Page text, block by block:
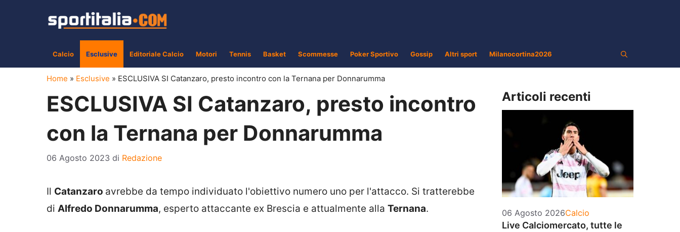
Calcio Esclusive Editoriale Calcio Motori Tennis Basket Scommesse Poker Sportivo Gossip Altri sport Milanocortina2026
Home » Esclusive » ESCLUSIVA SI Catanzaro, presto incontro con la Ternana per Donnarumma
ESCLUSIVA SI Catanzaro, presto incontro
con la Ternana per Donnarumma
06 Agosto 2023 di Redazione
Il Catanzaro avrebbe da tempo individuato l'obiettivo numero uno per l'attacco. Si tratterebbe
di Alfredo Donnarumma, esperto attaccante ex Brescia e attualmente alla Ternana.
Articoli recenti
06 Agosto 2026Categorie
Calcio
Live Calciomercato, tutte le